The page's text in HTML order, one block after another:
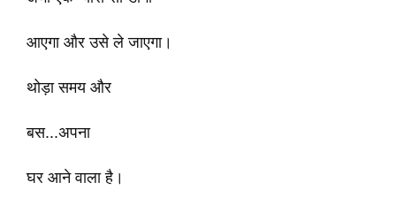
आएगा और उसे ले जाएगा।
थोड़ा समय और
बस...अपना
घर आने वाला है।